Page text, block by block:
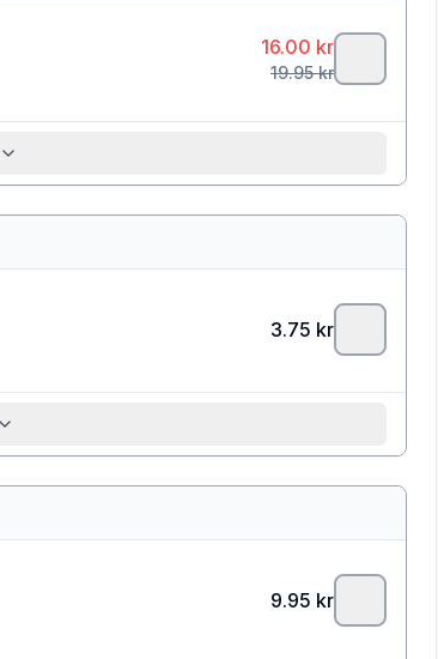
16.00 kr
19.95kr
3.75 kr
9.95 kr